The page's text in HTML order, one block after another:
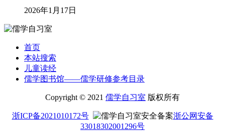
2026年1月17日
首页
本站搜索
儿童读经
儒学图书馆——儒学研修参考目录
Copyright © 2021 儒学自习室 版权所有
浙ICP备2021010172号
浙公网安备
33018302001296号